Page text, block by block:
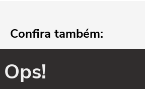
Confira também:
Ops!